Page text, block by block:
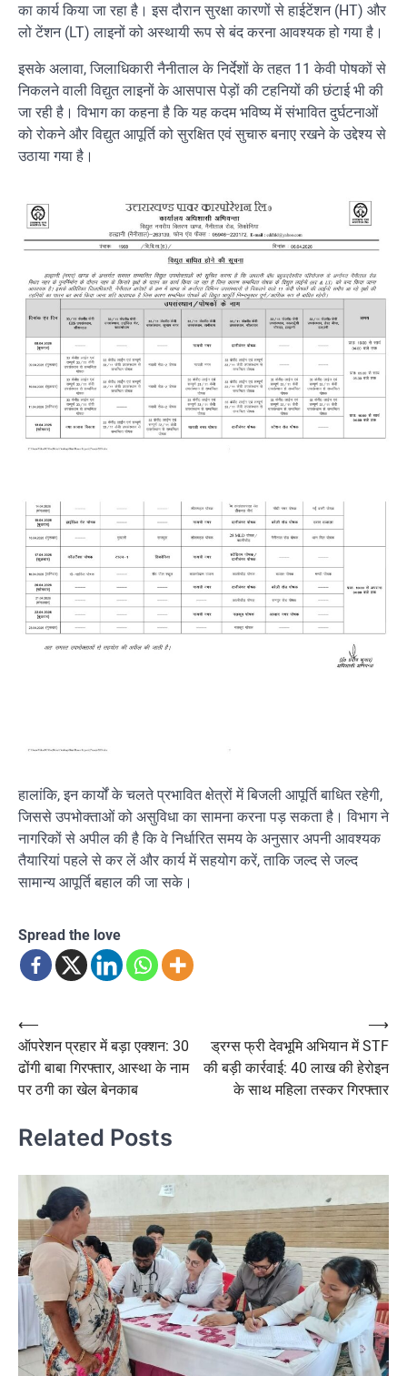
का कार्य किया जा रहा है। इस दौरान सुरक्षा कारणों से हाईटेंशन (HT) और
लो टेंशन (LT) लाइनों को अस्थायी रूप से बंद करना आवश्यक हो गया है।
इसके अलावा, जिलाधिकारी नैनीताल के निर्देशों के तहत 11 केवी पोषकों से
निकलने वाली विद्युत लाइनों के आसपास पेड़ों की टहनियों की छंटाई भी की
जा रही है। विभाग का कहना है कि यह कदम भविष्य में संभावित दुर्घटनाओं
को रोकने और विद्युत आपूर्ति को सुरक्षित एवं सुचारु बनाए रखने के उद्देश्य से
उठाया गया है।
हालांकि, इन कार्यों के चलते प्रभावित क्षेत्रों में बिजली आपूर्ति बाधित रहेगी,
जिससे उपभोक्ताओं को असुविधा का सामना करना पड़ सकता है। विभाग ने
नागरिकों से अपील की है कि वे निर्धारित समय के अनुसार अपनी आवश्यक
तैयारियां पहले से कर लें और कार्य में सहयोग करें, ताकि जल्द से जल्द
सामान्य आपूर्ति बहाल की जा सके।
Spread the love
Post
navigation
⟵
ऑपरेशन प्रहार में बड़ा एक्शन: 30
ढोंगी बाबा गिरफ्तार, आस्था के नाम
पर ठगी का खेल बेनकाब
ड्रग्स फ्री देवभूमि अभियान में STF
की बड़ी कार्रवाई: 40 लाख की हेरोइन
के साथ महिला तस्कर गिरफ्तार
⟶
Related Posts